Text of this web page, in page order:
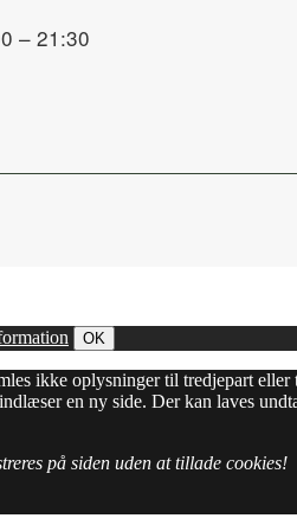
– 21:30
OK
ikke oplysninger til tredjepart
en ny side. Der kan laves
på siden uden at tillade cookies!